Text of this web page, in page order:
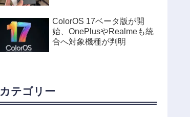
ColorOS 17ベータ版が開
始、OnePlusやRealmeも統
合へ対象機種が判明
カテゴリー